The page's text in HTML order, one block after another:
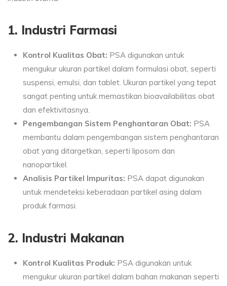
1. Industri Farmasi
Kontrol Kualitas Obat: PSA digunakan untuk
mengukur ukuran partikel dalam formulasi obat, seperti
suspensi, emulsi, dan tablet. Ukuran partikel yang tepat
sangat penting untuk memastikan bioavailabilitas obat
dan efektivitasnya.
Pengembangan Sistem Penghantaran Obat: PSA
membantu dalam pengembangan sistem penghantaran
obat yang ditargetkan, seperti liposom dan
nanopartikel.
Analisis Partikel Impuritas: PSA dapat digunakan
untuk mendeteksi keberadaan partikel asing dalam
produk farmasi.
2. Industri Makanan
Kontrol Kualitas Produk: PSA digunakan untuk
mengukur ukuran partikel dalam bahan makanan seperti